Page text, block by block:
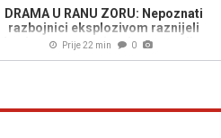
DRAMA U RANU ZORU: Nepoznati
razbojnici eksplozivom raznijeli
bankomat u sarajevskom naselju,
Prije 22 min 0